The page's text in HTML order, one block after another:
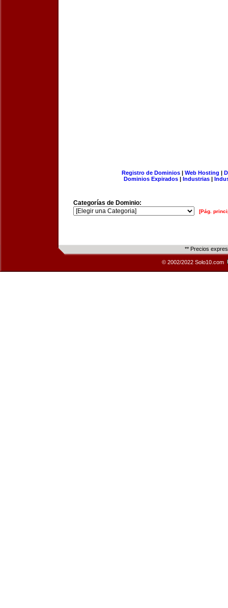
Registro de Dominios| Web Hosting |
Dominios Expirados | Industrias |
Categorías de Dominio:
[Pág.
** Precios
© 2002/2022 Solo10.com